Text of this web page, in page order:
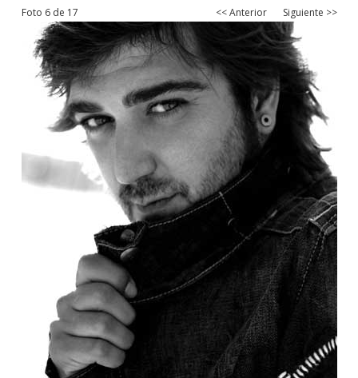
Foto 6 de 17 << Anterior Siguiente >>